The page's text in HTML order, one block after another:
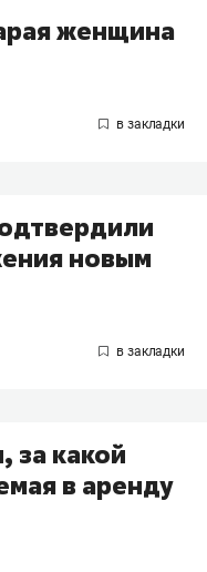
женщина
новым
за какой
в аренду